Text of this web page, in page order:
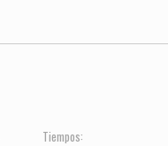
Tiempos: